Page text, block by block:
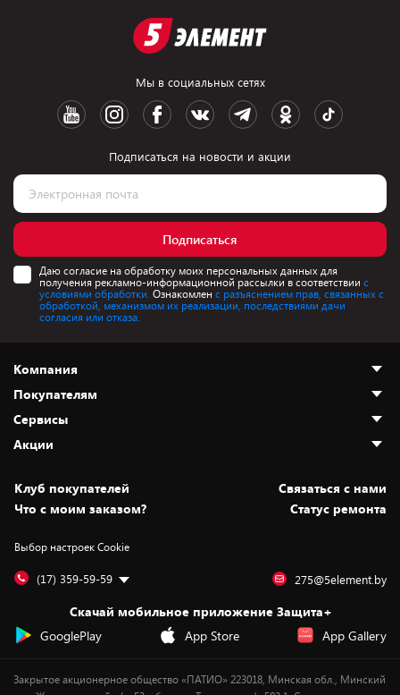
Мы в социальных сетях
Подписаться на новости и акции
Подписаться
Даю согласие на обработку моих персональных данных для
получения рекламно-информационной рассылки в соответствии с
условиями обработки. Ознакомлен с разъяснением прав, связанных с
обработкой, механизмом их реализации, последствиями дачи
согласия или отказа.
Компания
О нас
Адреса магазинов
Новости
Статьи и обзоры
Вакансии
Дай пять добру!
Покупателям
Как сделать заказ
Оплата и доставка
Безналичный расчёт
Обмен и возврат товара
Обработка персональных данных
Подарочные карты
Сервисы
Установка техники
Для игровых консолей
Для мобильных устройств
Для компьютеров
Сервисные центры
Акции
Скидки и промокоды
Белорусские товары
Бонусы
Оплата частями
Новинки
Клуб покупателей
Cвязаться с нами
Что с моим заказом?
Статус ремонта
Выбор настроек Cookie
(17) 359-59-59 275@5element.by
Скачай мобильное приложение Защита+
GooglePlay
App Store App Gallery
Закрытое акционерное общество «ПАТИО» 223018, Минская обл., Минский